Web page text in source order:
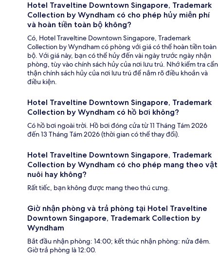
Hotel Traveltine Downtown Singapore, Trademark
Collection by Wyndham có cho phép hủy miễn phí
và hoàn tiền toàn bộ không?
Có, Hotel Traveltine Downtown Singapore, Trademark
Collection by Wyndham có phòng với giá có thể hoàn tiền toàn
bộ. Với giá này, bạn có thể hủy đến vài ngày trước ngày nhận
phòng, tùy vào chính sách hủy của nơi lưu trú. Nhớ kiểm tra cẩn
thận chính sách hủy của nơi lưu trú để nắm rõ điều khoản và
điều kiện.
Hotel Traveltine Downtown Singapore, Trademark
Collection by Wyndham có hồ bơi không?
Có hồ bơi ngoài trời. Hồ bơi đóng cửa từ 11 Tháng Tám 2026
đến 13 Tháng Tám 2026 (thời gian có thể thay đổi).
Hotel Traveltine Downtown Singapore, Trademark
Collection by Wyndham có cho phép mang theo vật
nuôi hay không?
Rất tiếc, bạn không được mang theo thú cưng.
Giờ nhận phòng và trả phòng tại Hotel Traveltine
Downtown Singapore, Trademark Collection by
Wyndham
Bắt đầu nhận phòng: 14:00; kết thúc nhận phòng: nửa đêm.
Giờ trả phòng là 12:00.